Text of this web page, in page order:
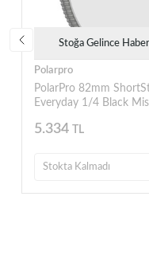
Stoğa Gelince
Polarpro
PolarPro 82mm
Everyday 1/4 Black
5.334 TL
Stokta Kalmadı